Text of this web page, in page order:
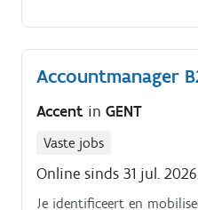
onderhandeling skills;Jij
van de klant kunnen
communicatievaardigheden.
Accountmanager
Accent in GENT
Vaste jobs
Online sinds 31 jul. 2026
Je identificeert en